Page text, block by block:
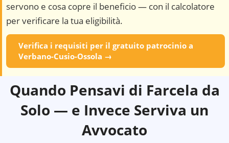
servono e cosa copre il beneficio — con il calcolatore
per verificare la tua eligibilità.
Verifica i requisiti per il gratuito patrocinio a
Verbano-Cusio-Ossola →
Quando Pensavi di Farcela da
Solo — e Invece Serviva un
Avvocato